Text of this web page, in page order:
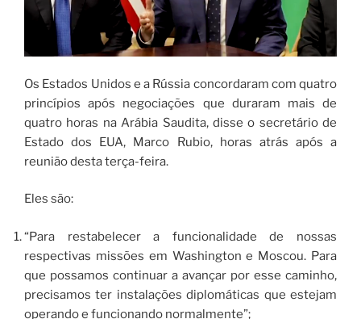
Os Estados Unidos e a Rússia concordaram com quatro
princípios após negociações que duraram mais de
quatro horas na Arábia Saudita, disse o secretário de
Estado dos EUA, Marco Rubio, horas atrás após a
reunião desta terça-feira.
Eles são:
“Para restabelecer a funcionalidade de nossas
respectivas missões em Washington e Moscou. Para
que possamos continuar a avançar por esse caminho,
precisamos ter instalações diplomáticas que estejam
operando e funcionando normalmente”;